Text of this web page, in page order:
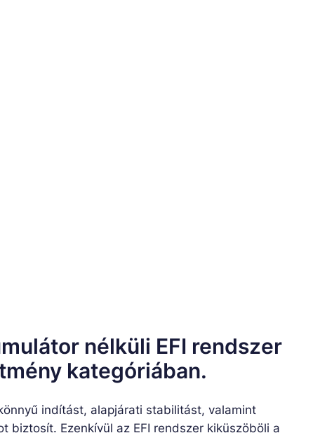
nélküli EFI rendszer
kategóriában.
indítást, alapjárati stabilitást, valamint
biztosít. Ezenkívül az EFI rendszer kiküszöböli a